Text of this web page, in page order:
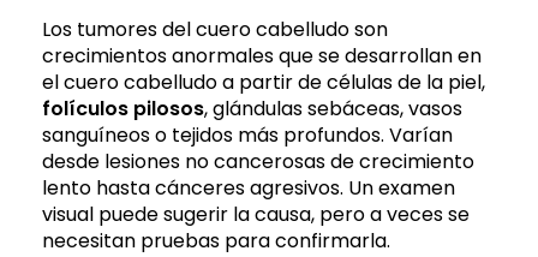
Los tumores del cuero cabelludo son
crecimientos anormales que se desarrollan en
el cuero cabelludo a partir de células de la piel,
folículos pilosos, glándulas sebáceas, vasos
sanguíneos o tejidos más profundos. Varían
desde lesiones no cancerosas de crecimiento
lento hasta cánceres agresivos. Un examen
visual puede sugerir la causa, pero a veces se
necesitan pruebas para confirmarla.